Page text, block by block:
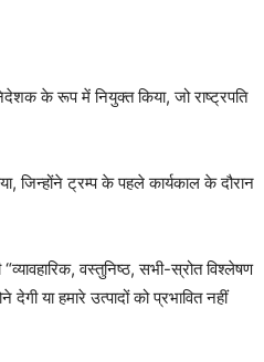
के रूप में नियुक्त किया, जो राष्ट्रपति
ट्रम्प के पहले कार्यकाल के दौरान
वस्तुनिष्ठ, सभी-स्रोत विश्लेषण
देगी या हमारे उत्पादों को प्रभावित नहीं